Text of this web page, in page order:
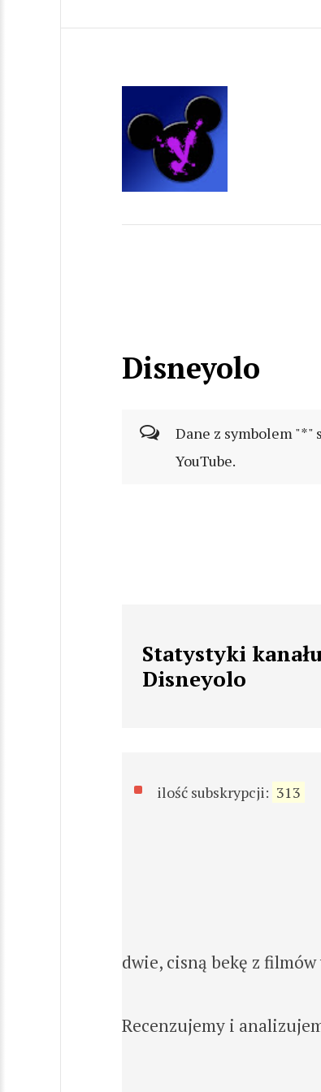
Disneyolo
Dane z symbolem "*"
YouTube.
Statystyki
Disneyolo
ilość subskrypcji: 313
dwie, cisną bekę z
Recenzujemy i